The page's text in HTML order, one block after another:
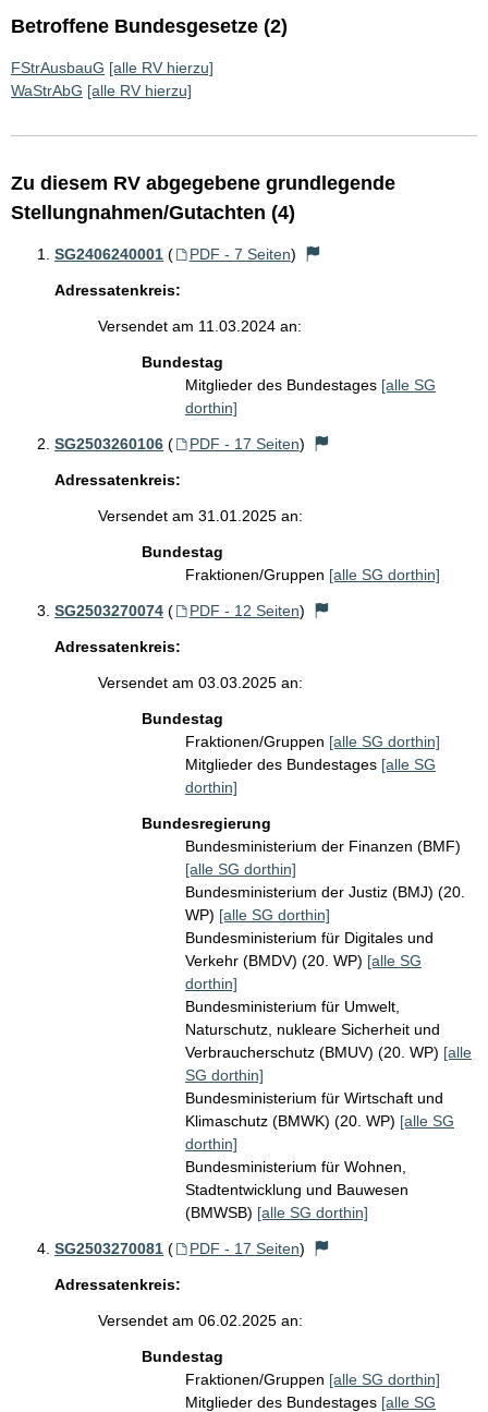
Betroffene Bundesgesetze (2)
FStrAusbauG [alle RV hierzu]
WaStrAbG [alle RV hierzu]
Zu diesem RV abgegebene grundlegende
Stellungnahmen/Gutachten (4)
SG2406240001 ( PDF - 7 Seiten)
Adressatenkreis:
Versendet am 11.03.2024 an:
Bundestag
Mitglieder des Bundestages [alle SG
dorthin]
SG2503260106 ( PDF - 17 Seiten)
Adressatenkreis:
Versendet am 31.01.2025 an:
Bundestag
Fraktionen/Gruppen [alle SG dorthin]
SG2503270074 ( PDF - 12 Seiten)
Adressatenkreis:
Versendet am 03.03.2025 an:
Bundestag
Fraktionen/Gruppen [alle SG dorthin]
Mitglieder des Bundestages [alle SG
dorthin]
Bundesregierung
Bundesministerium der Finanzen (BMF)
[alle SG dorthin]
Bundesministerium der Justiz (BMJ) (20.
WP) [alle SG dorthin]
Bundesministerium für Digitales und
Verkehr (BMDV) (20. WP) [alle SG
dorthin]
Bundesministerium für Umwelt,
Naturschutz, nukleare Sicherheit und
Verbraucherschutz (BMUV) (20. WP) [alle
SG dorthin]
Bundesministerium für Wirtschaft und
Klimaschutz (BMWK) (20. WP) [alle SG
dorthin]
Bundesministerium für Wohnen,
Stadtentwicklung und Bauwesen
(BMWSB) [alle SG dorthin]
SG2503270081 ( PDF - 17 Seiten)
Adressatenkreis:
Versendet am 06.02.2025 an:
Bundestag
Fraktionen/Gruppen [alle SG dorthin]
Mitglieder des Bundestages [alle SG